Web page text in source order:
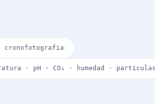
cronofotografía
· pH · CO₂ · humedad ·